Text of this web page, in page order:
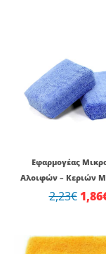
Εφαρμογέας
Αλοιφών – Κεριών
2,23€
was:
1,86